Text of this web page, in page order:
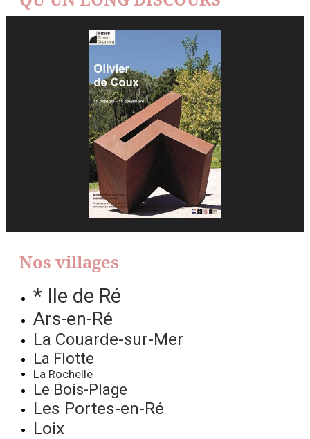
Nos villages
* Ile de Ré
Ars-en-Ré
La Couarde-sur-Mer
La Flotte
La Rochelle
Le Bois-Plage
Les Portes-en-Ré
Loix